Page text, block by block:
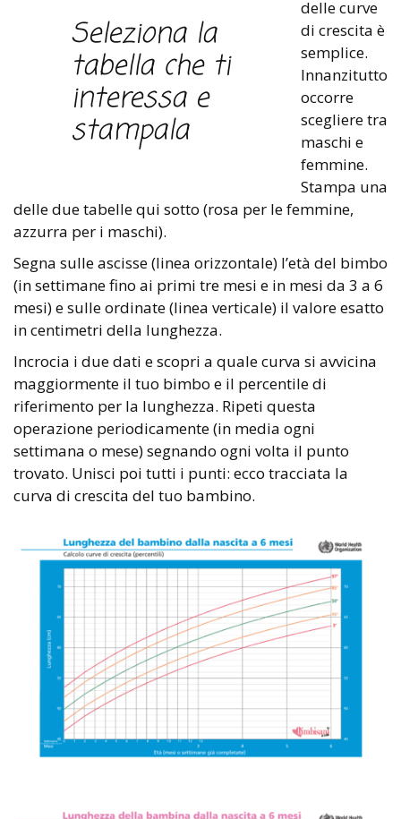
Seleziona la
tabella che ti
interessa e
stampala
delle curve
di crescita è
semplice.
Innanzitutto
occorre
scegliere tra
maschi e
femmine.
Stampa una
delle due tabelle qui sotto (rosa per le femmine,
azzurra per i maschi).
Segna sulle ascisse (linea orizzontale) l’età del bimbo
(in settimane fino ai primi tre mesi e in mesi da 3 a 6
mesi) e sulle ordinate (linea verticale) il valore esatto
in centimetri della lunghezza.
Incrocia i due dati e scopri a quale curva si avvicina
maggiormente il tuo bimbo e il percentile di
riferimento per la lunghezza. Ripeti questa
operazione periodicamente (in media ogni
settimana o mese) segnando ogni volta il punto
trovato. Unisci poi tutti i punti: ecco tracciata la
curva di crescita del tuo bambino.